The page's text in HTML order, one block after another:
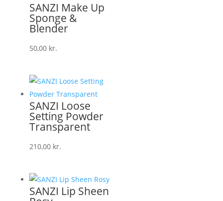
SANZI Make Up
Sponge &
Blender
50,00 kr.
SANZI Loose
Setting Powder
Transparent
210,00 kr.
SANZI Lip Sheen